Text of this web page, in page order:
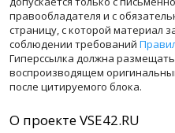
правообладателя и с
страницу, с которой материал
соблюдении требований
Гиперссылка должна
воспроизводящем
после цитируемого блока.
О проекте VSE42.RU